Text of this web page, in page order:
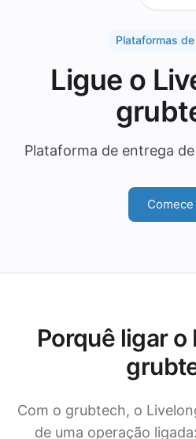
Plataformas
Ligue o
Plataforma de entrega
Comece
Porquê ligar o
Com o grubtech, o
de uma operação